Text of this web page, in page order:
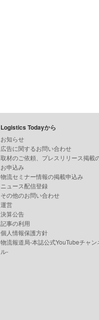
Logistics Todayから
お知らせ
広告に関するお問い合わせ
取材のご依頼、プレスリリース掲載
お申込み
物流セミナー情報の掲載申込み
ニュース配信登録
その他のお問い合わせ
運営
決算公告
記事の利用
個人情報保護方針
物流報道局-本誌公式YouTubeチャン
ル-